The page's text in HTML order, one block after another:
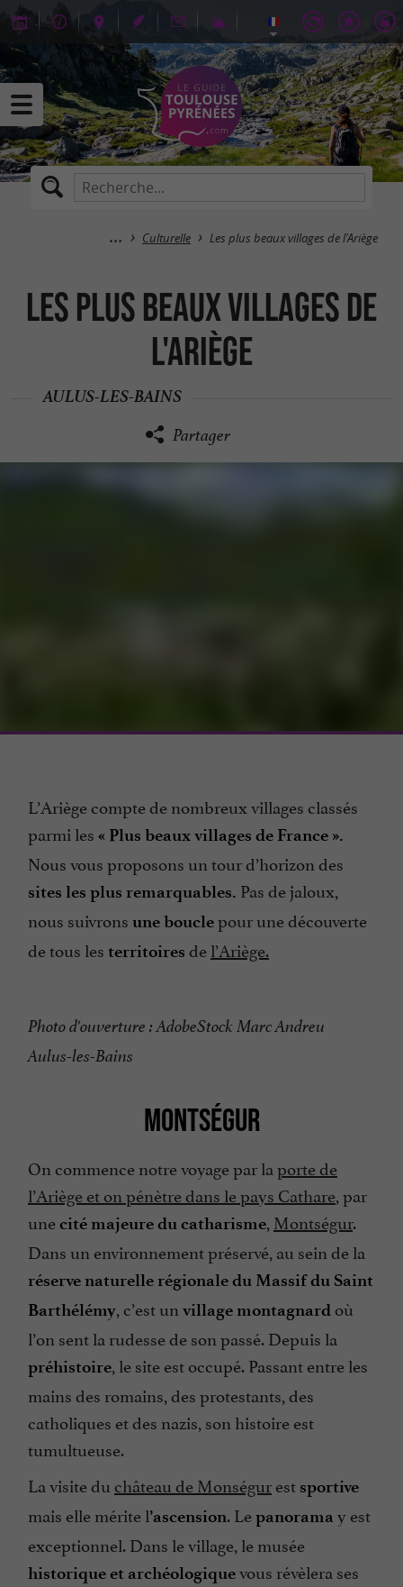
Culturelle Les plus beaux villages de l'Ariège
Les plus beaux villages de
l'Ariège
AULUS-LES-BAINS
Partager
L’Ariège compte de nombreux villages classés
parmi les « Plus beaux villages de France ».
Nous vous proposons un tour d’horizon des
sites les plus remarquables. Pas de jaloux,
nous suivrons une bouclepour une découverte
de tous les territoires del’Ariège.
Photo d'ouverture : AdobeStock Marc Andreu
Aulus-les-Bains
MONTSÉGUR
On commence notre voyage par laporte de
l’Ariège et on pénètre dans le pays Cathare, par
unecité majeure du catharisme, Montségur.
Dans un environnement préservé, au sein de la
réserve naturelle régionale du Massif du Saint
Barthélémy, c’est un village montagnard où
l’on sent la rudesse de son passé. Depuis la
préhistoire, le site est occupé. Passant entre les
mains des romains, des protestants, des
catholiques et des nazis, son histoire est
tumultueuse.
La visite du château de Monségurest sportive
mais elle mérite l’ascension. Lepanorama y est
exceptionnel. Dans le village, le musée
historique et archéologiquevous révèlera ses